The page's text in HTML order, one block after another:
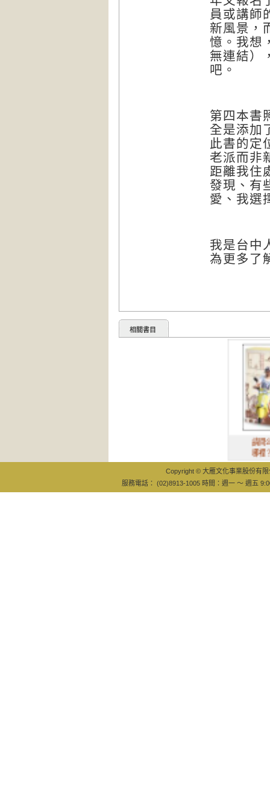
員或講師
新風景，
憶。我想
無連結）
吧。
第四本書
全是添加
此書的定
老派而非
距離我住
發現、有
愛、我選
我是台中
為更多了
相關書目
請問么零么在
哪裡？一個北
Copyright © 大雁文化事業股份有
服務電話： (02)8913-1005 時間：週一 ～ 週五